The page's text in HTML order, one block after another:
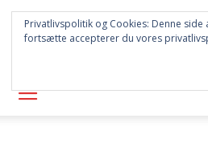
SYD
AVISEN
Privatlivspolitik og Cookies: Denne side
fortsætte accepterer du vores